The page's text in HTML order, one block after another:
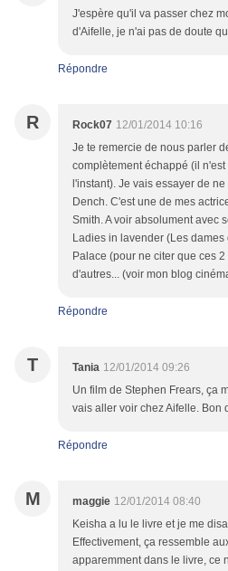
J'espère qu'il va passer chez
d'Aifelle, je n'ai pas de doute
Répondre
R Rock07 12/01/2014 10:16
Je te remercie de nous parler
complètement échappé (il
l'instant). Je vais essayer de
Dench. C'est une de mes
Smith. A voir absolument avec
Ladies in lavender (Les
Palace (pour ne citer que ces
d'autres... (voir mon blog
Répondre
T Tania 12/01/2014 09:26
Un film de Stephen Frears, ça
vais aller voir chez Aifelle. Bon
Répondre
M maggie 12/01/2014 08:40
Keisha a lu le livre et je me
Effectivement, ça ressemble
apparemment dans le livre, ce